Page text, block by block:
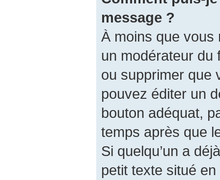
message ?
À moins que
un modérateur du
ou supprimer que
pouvez éditer un
bouton adéquat,
temps après que
Si quelqu’un a
petit texte situé